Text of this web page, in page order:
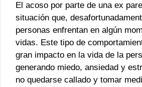
El acoso por parte de una ex
situación que,
personas enfrentan en algún
vidas. Este tipo de
gran impacto en la vida de la
generando miedo, ansiedad y
no quedarse callado y tomar